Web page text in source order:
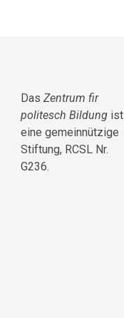
Das Zentrum fir
politesch Bildung ist
eine gemeinnützige
Stiftung, RCSL Nr.
G236.